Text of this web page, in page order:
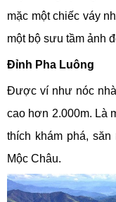
mặc một chiếc váy
một bộ sưu tầm ảnh
Đỉnh Pha Luông
Được ví như nóc
cao hơn 2.000m. Là
thích khám phá,
Mộc Châu.